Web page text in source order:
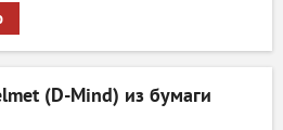
(D-Mind) из бумаги